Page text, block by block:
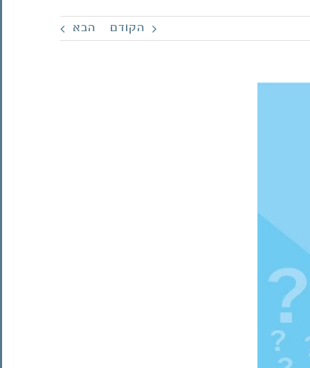
הקודם הבא